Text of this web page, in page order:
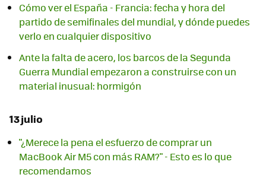
Cómo ver el España - Francia: fecha y hora del
partido de semifinales del mundial, y dónde puedes
verlo en cualquier dispositivo
Ante la falta de acero, los barcos de la Segunda
Guerra Mundial empezaron a construirse con un
material inusual: hormigón
13 julio
"¿Merece la pena el esfuerzo de comprar un
MacBook Air M5 con más RAM?" - Esto es lo que
recomendamos